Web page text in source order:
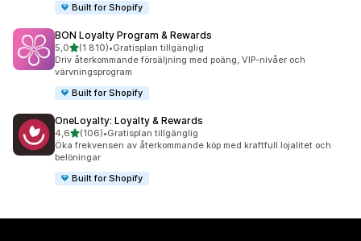
Built for Shopify
BON Loyalty Program & Rewards
5,0av 5 stjärnor
(1 810)
1810 recensioner totalt
•Gratisplan tillgänglig
Driv återkommande försäljning med poäng, VIP-nivåer och
värvningsprogram
Built for Shopify
OneLoyalty: Loyalty & Rewards
4,6av 5 stjärnor
(106)
106 recensioner totalt
•Gratisplan tillgänglig
Öka frekvensen av återkommande köp med kraftfull lojalitet och
belöningar
Built for Shopify